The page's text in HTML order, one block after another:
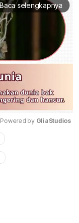
Baca selengkapnya
Powered by GliaStudios